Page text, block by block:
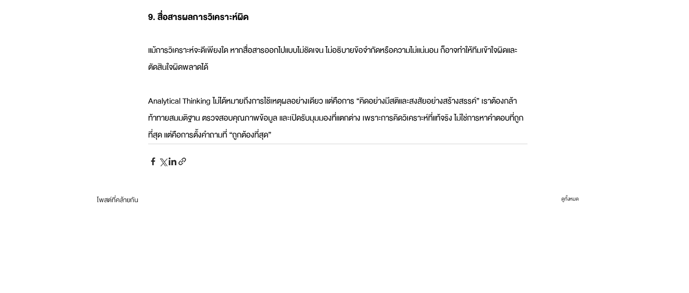
9. สื่อสารผลการวิเคราะห์ผิด
แม้การวิเคราะห์จะดีเพียงใด หากสื่อสารออกไปแบบไม่ชัดเจน ไม่อธิบายข้อจำกัดหรือความไม่แน่นอน ก็อาจทำให้ทีมเข้าใจผิดและ
ตัดสินใจผิดพลาดได้
Analytical Thinking ไม่ได้หมายถึงการใช้เหตุผลอย่างเดียว แต่คือการ “คิดอย่างมีสติและสงสัยอย่างสร้างสรรค์” เราต้องกล้า
ท้าทายสมมติฐาน ตรวจสอบคุณภาพข้อมูล และเปิดรับมุมมองที่แตกต่าง เพราะการคิดวิเคราะห์ที่แท้จริง ไม่ใช่การหาคำตอบที่ถูก
ที่สุด แต่คือการตั้งคำถามที่ “ถูกต้องที่สุด”
โพสต์ที่คล้ายกัน ดูทั้งหมด